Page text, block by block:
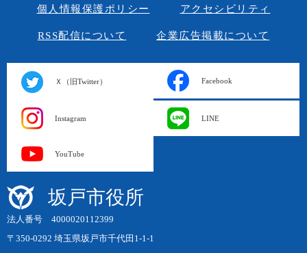
個人情報保護ポリシー アクセシビリティ
RSS配信について 企業広告掲載について
Ｘ（旧Twitter） Facebook
Instagram LINE
YouTube
坂戸市役所
法人番号 4000020112399
〒350-0292 埼玉県坂戸市千代田1-1-1